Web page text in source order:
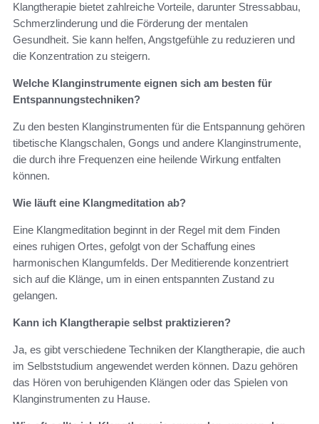
Klangtherapie bietet zahlreiche Vorteile, darunter Stressabbau,
Schmerzlinderung und die Förderung der mentalen
Gesundheit. Sie kann helfen, Angstgefühle zu reduzieren und
die Konzentration zu steigern.
Welche Klanginstrumente eignen sich am besten für
Entspannungstechniken?
Zu den besten Klanginstrumenten für die Entspannung gehören
tibetische Klangschalen, Gongs und andere Klanginstrumente,
die durch ihre Frequenzen eine heilende Wirkung entfalten
können.
Wie läuft eine Klangmeditation ab?
Eine Klangmeditation beginnt in der Regel mit dem Finden
eines ruhigen Ortes, gefolgt von der Schaffung eines
harmonischen Klangumfelds. Der Meditierende konzentriert
sich auf die Klänge, um in einen entspannten Zustand zu
gelangen.
Kann ich Klangtherapie selbst praktizieren?
Ja, es gibt verschiedene Techniken der Klangtherapie, die auch
im Selbststudium angewendet werden können. Dazu gehören
das Hören von beruhigenden Klängen oder das Spielen von
Klanginstrumenten zu Hause.